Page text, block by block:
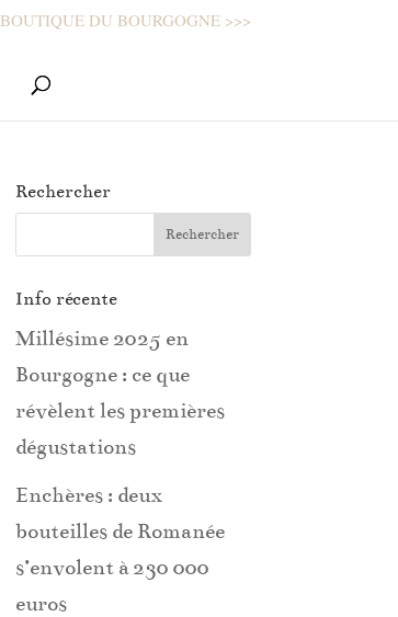
BOUTIQUE DU BOURGOGNE >>>
Rechercher
Info récente
Millésime 2025 en
Bourgogne : ce que
révèlent les premières
dégustations
Enchères : deux
bouteilles de Romanée
s’envolent à 230 000
euros